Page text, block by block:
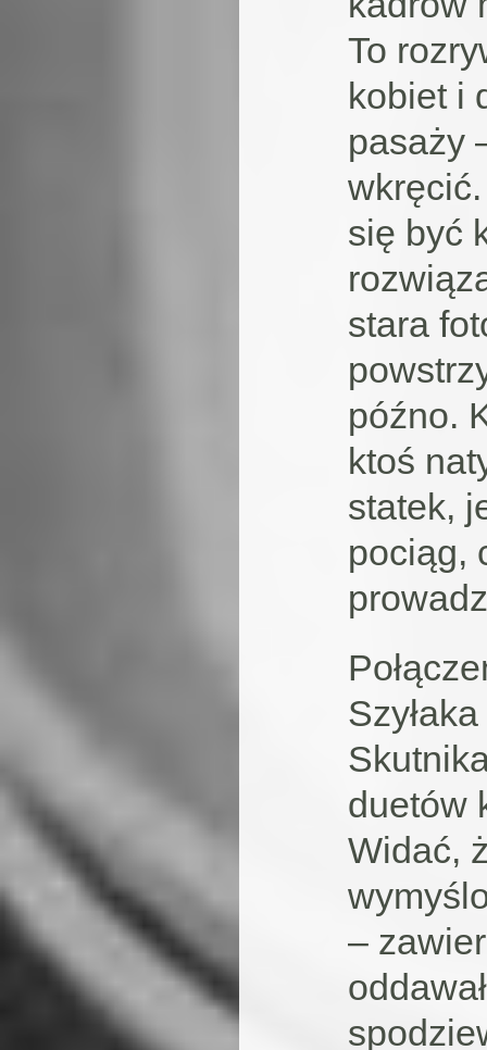
To
kobiet i
pasaży
się być
stara
późno.
ktoś
statek,
pociąg,
duetów
Widać,
–